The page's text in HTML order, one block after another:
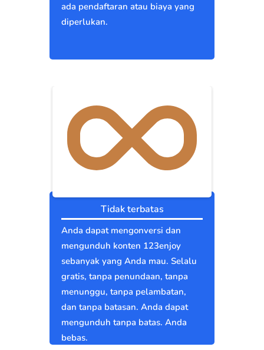
ada pendaftaran atau biaya yang
diperlukan.
Tidak terbatas
Anda dapat mengonversi dan
mengunduh konten 123enjoy
sebanyak yang Anda mau. Selalu
gratis, tanpa penundaan, tanpa
menunggu, tanpa pelambatan,
dan tanpa batasan. Anda dapat
mengunduh tanpa batas. Anda
bebas.